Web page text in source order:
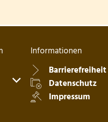
auszublenden
Informationen
Barrierefreiheit
Datenschutz
Impressum